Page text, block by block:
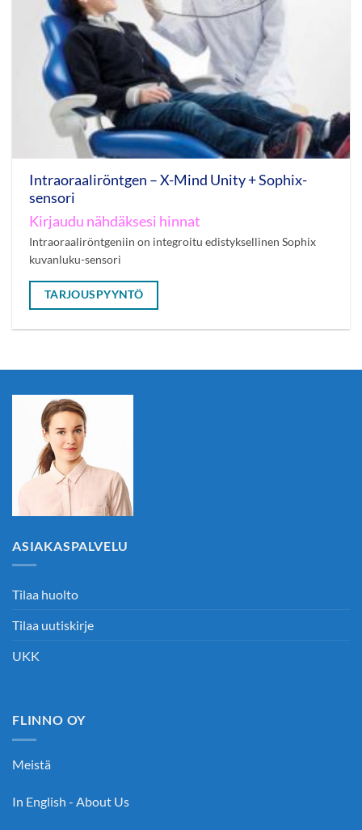
Intraoraaliröntgen – X-Mind Unity + Sophix-
sensori
Kirjaudu nähdäksesi hinnat
Intraoraaliröntgeniin on integroitu edistyksellinen Sophix
kuvanluku-sensori
TARJOUSPYYNTÖ
ASIAKASPALVELU
Tilaa huolto
Tilaa uutiskirje
UKK
FLINNO OY
Meistä
In English - About Us